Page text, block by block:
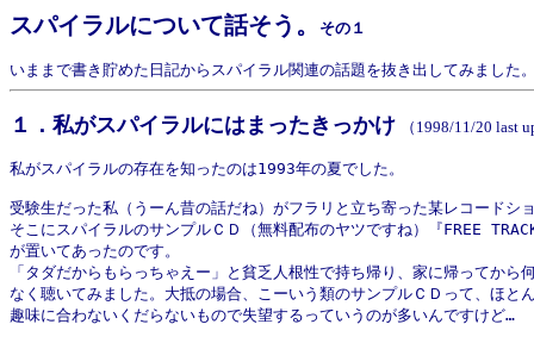
スパイラルについて話そう。 その１
１．私がスパイラルにはまったきっかけ （1998/11/20 last
私がスパイラルの存在を知ったのは1993年の夏でした。
受験生だった私（うーん昔の話だね）がフラリと立ち寄った某レコードシ
そこにスパイラルのサンプルＣＤ（無料配布のヤツですね）『FREE
が置いてあったのです。
「タダだからもらっちゃえー」と貧乏人根性で持ち帰り、家に帰ってから
なく聴いてみました。大抵の場合、こーいう類のサンプルＣＤって、ほと
趣味に合わないくだらないもので失望するっていうのが多いんですけど…